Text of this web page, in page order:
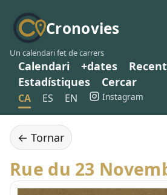
Cronovies
Un calendari fet de carrers
Calendari +dates
Estadístiques
Cercar
CA ES EN Instagram
← Tornar
Rue du 23